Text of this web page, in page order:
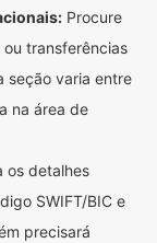
Procure
transferências
seção varia entre
na área de
os detalhes
SWIFT/BIC e
precisará